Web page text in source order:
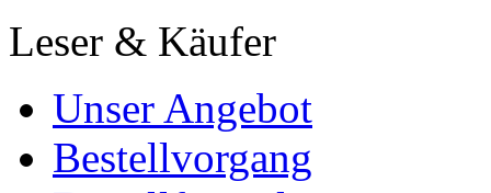
Leser & Käufer
Unser Angebot
Bestellvorgang